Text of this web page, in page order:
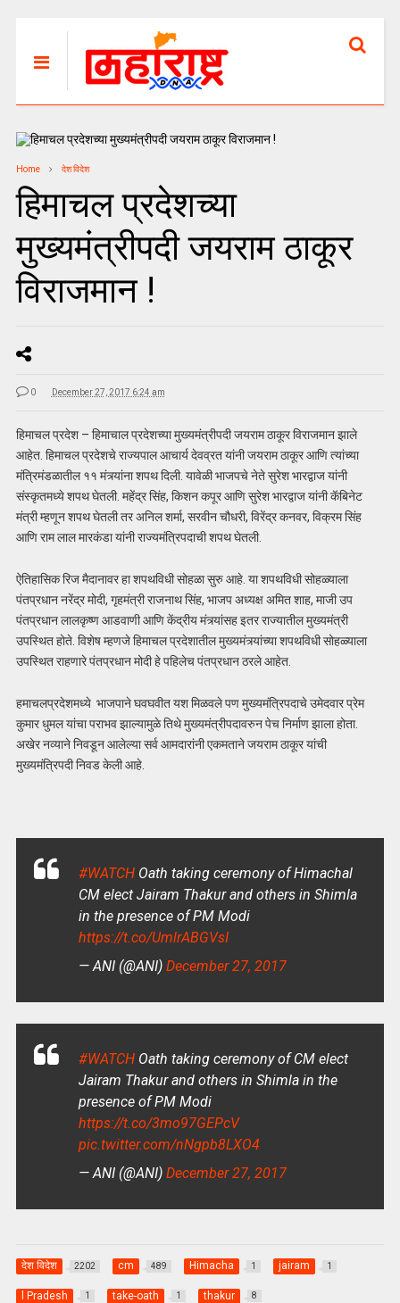
Home देश विदेश
हिमाचल प्रदेशच्या
मुख्यमंत्रीपदी जयराम ठाकूर
विराजमान !
0 December 27, 2017 6:24 am
हिमाचल प्रदेश – हिमाचाल प्रदेशच्या मुख्यमंत्रीपदी जयराम ठाकूर विराजमान झाले
आहेत. हिमाचल प्रदेशचे राज्यपाल आचार्य देवव्रत यांनी जयराम ठाकूर आणि त्यांच्या
मंत्रिमंडळातील ११ मंत्र्यांना शपथ दिली. यावेळी भाजपचे नेते सुरेश भारद्वाज यांनी
संस्कृतमध्ये शपथ घेतली. महेंद्र सिंह, किशन कपूर आणि सुरेश भारद्वाज यांनी कॅबिनेट
मंत्री म्हणून शपथ घेतली तर अनिल शर्मा, सरवीन चौधरी, विरेंद्र कनवर, विक्रम सिंह
आणि राम लाल मारकंडा यांनी राज्यमंत्रिपदाची शपथ घेतली.
ऐतिहासिक रिज मैदानावर हा शपथविधी सोहळा सुरु आहे. या शपथविधी सोहळ्याला
पंतप्रधान नरेंद्र मोदी, गृहमंत्री राजनाथ सिंह, भाजप अध्यक्ष अमित शाह, माजी उप
पंतप्रधान लालकृष्ण आडवाणी आणि केंद्रीय मंत्र्यांसह इतर राज्यातील मुख्यमंत्री
उपस्थित होते. विशेष म्हणजे हिमाचल प्रदेशातील मुख्यमंत्र्यांच्या शपथविधी सोहळ्याला
उपस्थित राहणारे पंतप्रधान मोदी हे पहिलेच पंतप्रधान ठरले आहेत.
हमाचलप्रदेशमध्ये भाजपाने घवघवीत यश मिळवले पण मुख्यमंत्रिपदाचे उमेदवार प्रेम
कुमार धुमल यांचा पराभव झाल्यामुळे तिथे मुख्यमंत्रीपदावरुन पेच निर्माण झाला होता.
अखेर नव्याने निवडून आलेल्या सर्व आमदारांनी एकमताने जयराम ठाकूर यांची
मुख्यमंत्रिपदी निवड केली आहे.
#WATCHOath taking ceremony of Himachal
CM elect Jairam Thakur and others in Shimla
in the presence of PM Modi
https://t.co/UmlrABGVsI
— ANI (@ANI) December 27, 2017
#WATCHOath taking ceremony of CM elect
Jairam Thakur and others in Shimla in the
presence of PM Modi
https://t.co/3mo97GEPcV
pic.twitter.com/nNgpb8LXO4
— ANI (@ANI) December 27, 2017
देश विदेश 2202 cm 489 Himacha 1 jairam 1
l Pradesh 1 take-oath 1 thakur 8